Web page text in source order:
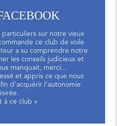
particuliers sur notre vieux
ce club de voile
a su comprendre notre
les conseils judicieux et
manquait, merci...
et appris ce que nous
d'acquérir l'autonomie
à ce club »